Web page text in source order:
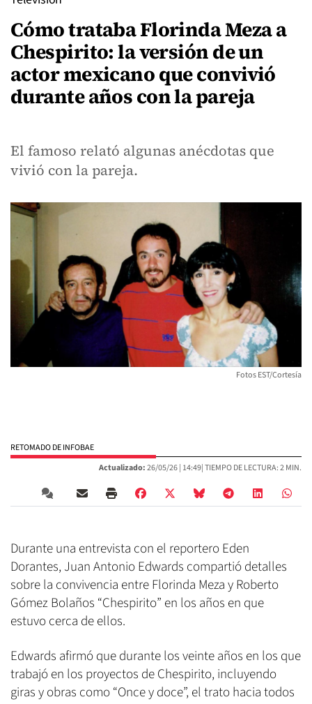
Cómo trataba Florinda Meza a
Chespirito: la versión de un
actor mexicano que convivió
durante años con la pareja
El famoso relató algunas anécdotas que
vivió con la pareja.
Fotos EST/Cortesía
RETOMADO DE INFOBAE
Actualizado:26/05/26 | 14:49| TIEMPO DE LECTURA: 2 MIN.
Durante una entrevista con el reportero Eden
Dorantes, Juan Antonio Edwards compartió detalles
sobre la convivencia entre Florinda Meza y Roberto
Gómez Bolaños “Chespirito” en los años en que
estuvo cerca de ellos.
Edwards afirmó que durante los veinte años en los que
trabajó en los proyectos de Chespirito, incluyendo
giras y obras como “Once y doce”, el trato hacia todos